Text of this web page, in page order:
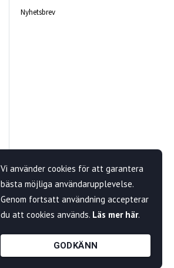
Nyhetsbrev
Vi använder cookies för att garantera
bästa möjliga användarupplevelse.
Genom fortsatt användning accepterar
du att cookies används. Läs mer här.
GODKÄNN